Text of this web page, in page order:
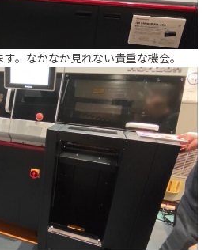
。なかなか見れない貴重な機会。